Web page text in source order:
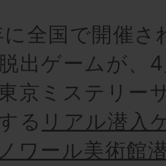
全国で開催さ
出ゲームが、
京ミステリー
る リアル潜入
ワール美術館